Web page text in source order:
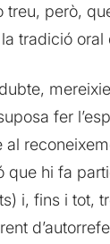
però,
tradició oral
fer
hi fa
i, fins i tot,